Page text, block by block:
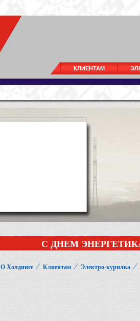
КЛИЕНТАМ
С ДНЕМ
О Холдинге ⁄ Клиентам ⁄ Электро-курилка ⁄